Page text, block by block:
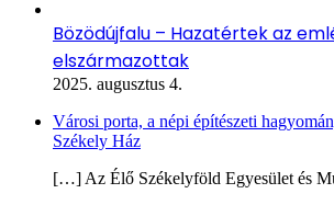
Bözödújfalu – Hazatértek az
elszármazottak
2025. augusztus 4.
Városi porta, a népi építészeti
Székely Ház
[…] Az Élő Székelyföld Egyesület és